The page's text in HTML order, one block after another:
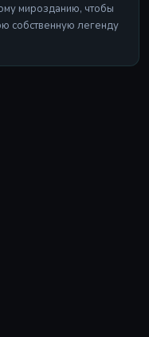
мирозданию, чтобы
собственную легенду